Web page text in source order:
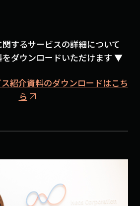
するサービスの詳細について
をダウンロードいただけます ▼
紹介資料のダウンロードはこち
ら